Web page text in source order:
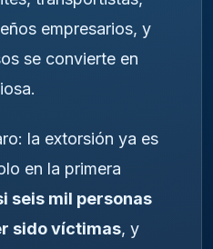
empresarios, y
se convierte en
la extorsión ya es
en la primera
seis mil personas
sido víctimas, y